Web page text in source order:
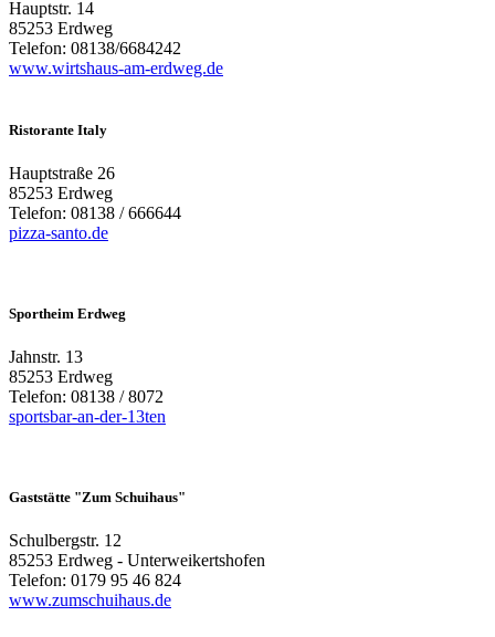
Hauptstr. 14
85253 Erdweg
Telefon: 08138/6684242
www.wirtshaus-am-erdweg.de
Ristorante Italy
Hauptstraße 26
85253 Erdweg
Telefon: 08138 / 666644
pizza-santo.de
Sportheim Erdweg
Jahnstr. 13
85253 Erdweg
Telefon: 08138 / 8072
sportsbar-an-der-13ten
Gaststätte "Zum Schuihaus"
Schulbergstr. 12
85253 Erdweg - Unterweikertshofen
Telefon: 0179 95 46 824
www.zumschuihaus.de